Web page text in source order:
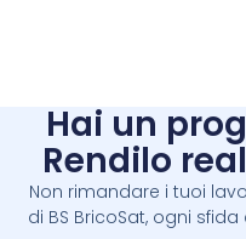
Hai un
Rendilo
Non rimandare i tuoi
di BS BricoSat, ogni